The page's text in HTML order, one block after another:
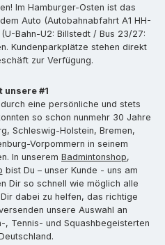
Im Hamburger-Osten ist das
Auto (Autobahnabfahrt A1 HH-
Bahn-U2: Billstedt / Bus 23/27:
Kundenparkplätze stehen direkt
zur Verfügung.
unsere #1
eine persönliche und stets
so schon nunmehr 30 Jahre
Schleswig-Holstein, Bremen,
Vorpommern in seinem
In unserem Badmintonshop,
bist Du – unser Kunde - uns am
Dir so schnell wie möglich alle
dabei zu helfen, das richtige
unsere Auswahl an
, Tennis- und Squashbegeisterten